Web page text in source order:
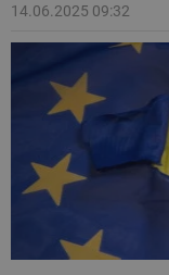
14.06.2025 09:32